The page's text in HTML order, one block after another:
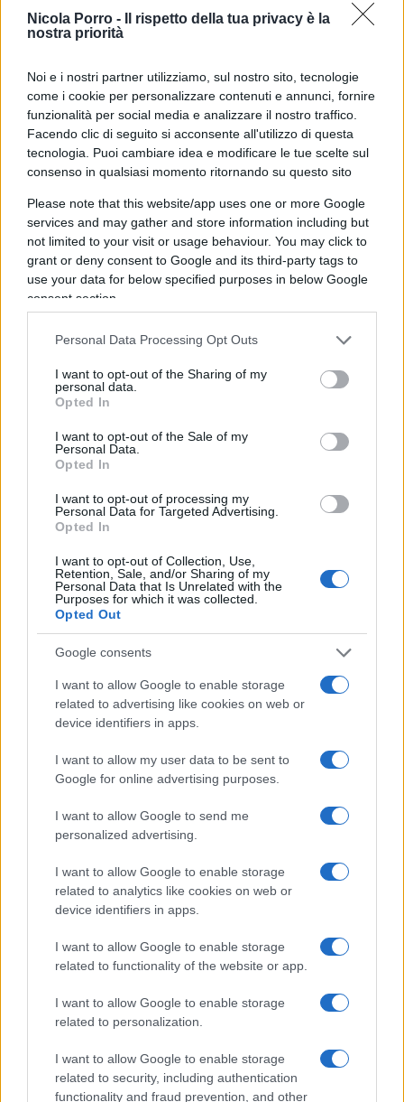
Nicola Porro -
Il rispetto della tua privacy è la
nostra priorità
Noi e i nostri partner utilizziamo, sul nostro sito, tecnologie
come i cookie per personalizzare contenuti e annunci, fornire
funzionalità per social media e analizzare il nostro traffico.
Facendo clic di seguito si acconsente all'utilizzo di questa
tecnologia. Puoi cambiare idea e modificare le tue scelte sul
consenso in qualsiasi momento ritornando su questo sito
Please note that this website/app uses one or more Google
services and may gather and store information including but
not limited to your visit or usage behaviour. You may click to
grant or deny consent to Google and its third-party tags to
use your data for below specified purposes in below Google
consent section.
Personal Data Processing Opt Outs
I want to opt-out of the Sharing of my
personal data.
Opted In
I want to opt-out of the Sale of my
Personal Data.
Opted In
I want to opt-out of processing my
Personal Data for Targeted Advertising.
Opted In
I want to opt-out of Collection, Use,
Retention, Sale, and/or Sharing of my
Personal Data that Is Unrelated with the
Purposes for which it was collected.
Opted Out
Google consents
I want to allow Google to enable storage
related to advertising like cookies on web or
device identifiers in apps.
I want to allow my user data to be sent to
Google for online advertising purposes.
I want to allow Google to send me
personalized advertising.
I want to allow Google to enable storage
related to analytics like cookies on web or
device identifiers in apps.
I want to allow Google to enable storage
related to functionality of the website or app.
I want to allow Google to enable storage
related to personalization.
I want to allow Google to enable storage
related to security, including authentication
functionality and fraud prevention, and other
mentre ilBelgioha segnato un +21,7%. Al
contrario, tre delle quattro principali economie
europee hanno mostrato risultati negativi:
Germania -14,3%, Italia -7,4% e Francia -3,1%
LaSpagnaè rimasta sostanzialmente stabile con
un modesto +0,5%.
Secondo l’Istat, tali differenze dipendono in larga
misura dalla diversa composizione dei sistemi
produttivi nazionali. Nel rapporto si sottolinea che
“la crescita della produzione si è concentrata
domanda più stabile, come l’alimentare,
mentre i comparti energivori e più esposti agli
shock dei costi e della domanda
internazionale – chimica, metallurgia, carta,
automotive e tessile – hanno mostrato diffuse
difficoltà”.
Tessile e settori tradizionali tra i
più colpiti
Tra i comparti che hanno pagato il prezzo più alto
figura iltessile-abbigliamento, dove il numero
degli occupati si è ridotto del 40% tra il 2007 e il
2024. Una vera e propria emorragia che ha colpito
uno dei settori storicamente più rappresentativi
del Made in Italy.
In forte difficoltà anche le industrie del legno, la
comparto della gomma e della plastica. Settori
che risentono particolarmente della concorrenza
esercitata dalle economie emergenti.
Più servizi, meno fabbriche: il
problema della produttività